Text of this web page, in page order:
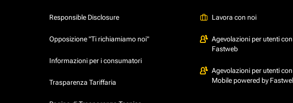
Responsible Disclosure
Opposizione "Ti richiamiamo noi"
Informazioni per i consumatori
Trasparenza Tariffaria
Lavora con noi
Agevolazioni per utenti
Fastweb
Agevolazioni per utenti
Mobile powered by